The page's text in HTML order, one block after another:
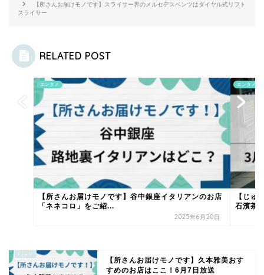
【所さんお届けモノです】スライサー界のメルセデスベンツはダイヤル式リフト
スライサー
RELATED POST
エンタメ
【所さんお届けモノです】谷中銀座イタリアンのお店
「ネネコロ」をご紹...
2025年6月20日
エンタメ
【じゅ
石濱茶
【所さんお届けモノです】久本雅美おす
すめのお店はここ！6月7日放送